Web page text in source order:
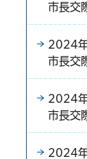
市長交
2024
市長交
2024
市長交
2024